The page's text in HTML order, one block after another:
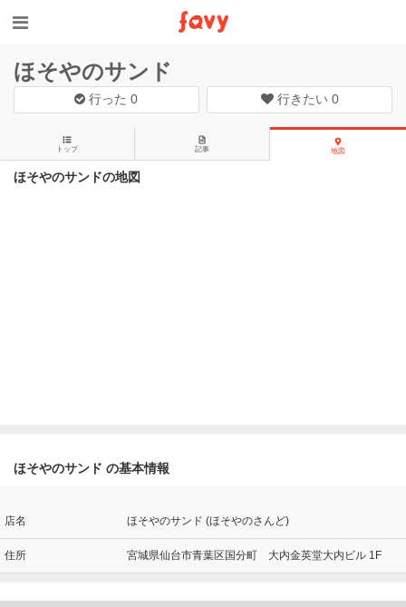
ほそやのサンド
行った0 行きたい 0
トップ 記事 地図
ほそやのサンドの地図
ほそやのサンド の基本情報
店名 ほそやのサンド (ほそやのさんど)
住所 宮城県仙台市青葉区国分町 大内金英堂大内ビル 1F